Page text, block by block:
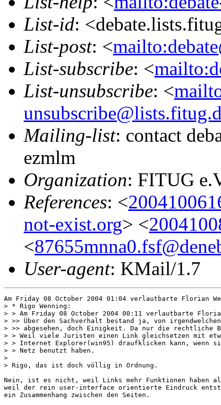
List-id:
List-post: <
List-subscribe: <
List-unsubscribe: <
Mailing-list: contact
ezmlm
Organization: FITUG
References: <
not-exist.org> <
<
User-agent: KMail/1.7
Am Friday 08 October 2004 01:04 verlautbarte Florian
> * Rigo Wenning:
> > Am Friday 08 October 2004 00:11 verlautbarte
> >> Über den Sachverhalt bestand ja, von irgendwelchen
> >> abgesehen, doch Einigkeit. Da nur die rechtliche
> > Weil viele Juristen einen Link gleichsetzen mit
> > Internet Explorer(win95) draufklicken kann, wenn
> > Netz benutzt haben.
>
> Rigo, das ist doch völlig in Ordnung.
Nein, ist es nicht, weil Links mehr Funktionen haben
weil der rein user-interface orientierte Eindruck
ein Zusammenhang zwischen den Seiten.